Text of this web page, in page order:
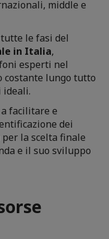
middle e
le fasi del
in Italia,
esperti nel
costante lungo tutto
ideali.
facilitare e
dei
la scelta finale
e il suo sviluppo